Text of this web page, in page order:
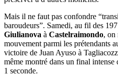
Mais il ne faut pas confondre
baroudeurs”. Samedi, au fil des
Giulianova à Castelraimondo, on
mouvement parmi les prétendants
victoire de Juan Ayuso à
même montré dans un final
1 seconde.